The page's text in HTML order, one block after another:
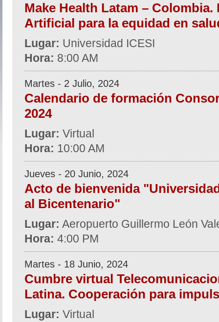
Make Health Latam –
Artificial para la equidad en
Lugar: Universidad ICESI
Hora: 8:00 AM
Martes - 2 Julio, 2024
Calendario de formación
2024
Lugar: Virtual
Hora: 10:00 AM
Jueves - 20 Junio, 2024
Acto de bienvenida
al Bicentenario"
Lugar: Aeropuerto Guillermo León
Hora: 4:00 PM
Martes - 18 Junio, 2024
Cumbre virtual
Latina. Cooperación para
Lugar: Virtual